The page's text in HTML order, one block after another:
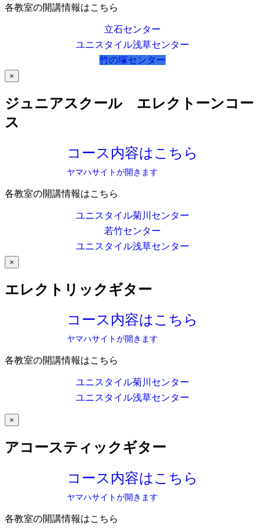
各教室の開講情報はこちら
立石センター
ユニスタイル浅草センター
竹の塚センター
×
ジュニアスクール エレクトーンコー
ス
コース内容はこちら
ヤマハサイトが開きます
各教室の開講情報はこちら
ユニスタイル菊川センター
若竹センター
ユニスタイル浅草センター
×
エレクトリックギター
コース内容はこちら
ヤマハサイトが開きます
各教室の開講情報はこちら
ユニスタイル菊川センター
ユニスタイル浅草センター
×
アコースティックギター
コース内容はこちら
ヤマハサイトが開きます
各教室の開講情報はこちら